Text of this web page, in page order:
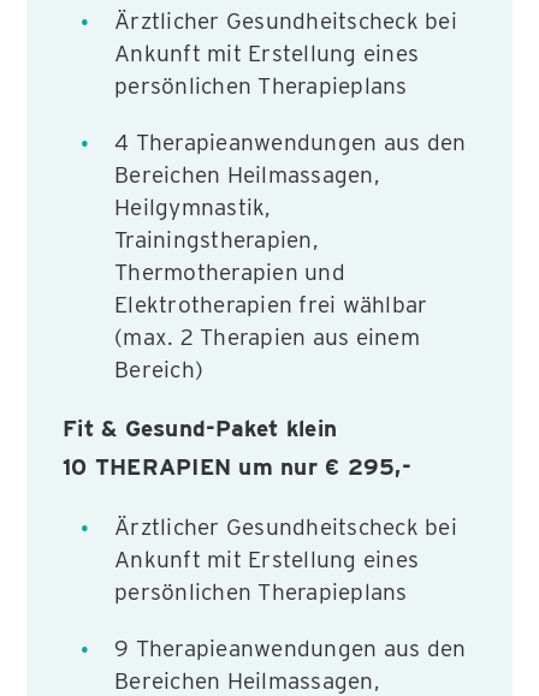
Ärztlicher Gesundheitscheck bei
Ankunft mit Erstellung eines
persönlichen Therapieplans
4 Therapieanwendungen aus den
Bereichen Heilmassagen,
Heilgymnastik,
Trainingstherapien,
Thermotherapien und
Elektrotherapien frei wählbar
(max. 2 Therapien aus einem
Bereich)
Fit & Gesund-Paket klein
10 THERAPIEN um nur € 295,-
Ärztlicher Gesundheitscheck bei
Ankunft mit Erstellung eines
persönlichen Therapieplans
9 Therapieanwendungen aus den
Bereichen Heilmassagen,